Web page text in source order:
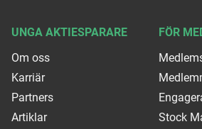
UNGA AKTIESPARARE
Om oss
Karriär
Partners
Artiklar
FÖR
Stock